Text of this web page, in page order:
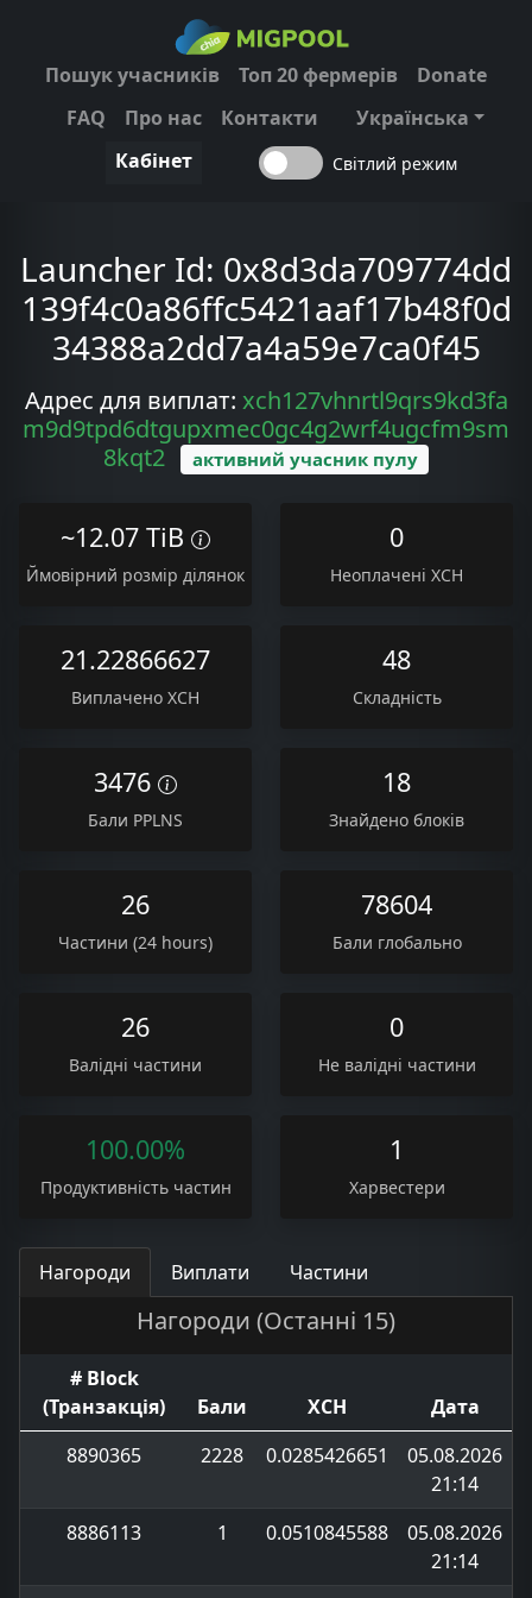
Пошук учасників Топ 20 фермерів
Donate
FAQ
Про нас Контакти
Українська
Кабінет
Світлий режим
Launcher Id: 0x8d3da709774dd
139f4c0a86ffc5421aaf17b48f0d
34388a2dd7a4a59e7ca0f45
Адрес для виплат: xch127vhnrtl9qrs9kd3fa
m9d9tpd6dtgupxmec0gc4g2wrf4ugcfm9sm
8kqt2
активний учасник пулу
~12.07 TiB
Ймовірний розмір ділянок
0
Неоплачені XCH
21.22866627
Виплачено XCH
48
Складність
3476
Бали PPLNS
18
Знайдено блоків
26
Частини (24 hours)
78604
Бали глобально
26
Валідні частини
0
Не валідні частини
100.00%
Продуктивність частин
1
Харвестери
Нагороди Виплати Частини
Нагороди (Останні 15)
# Block
(Транзакція)
Бали XCH
Дата
8890365
2228 0.0285426651
05.08.2026
21:14
8886113
1 0.0510845588
05.08.2026
21:14